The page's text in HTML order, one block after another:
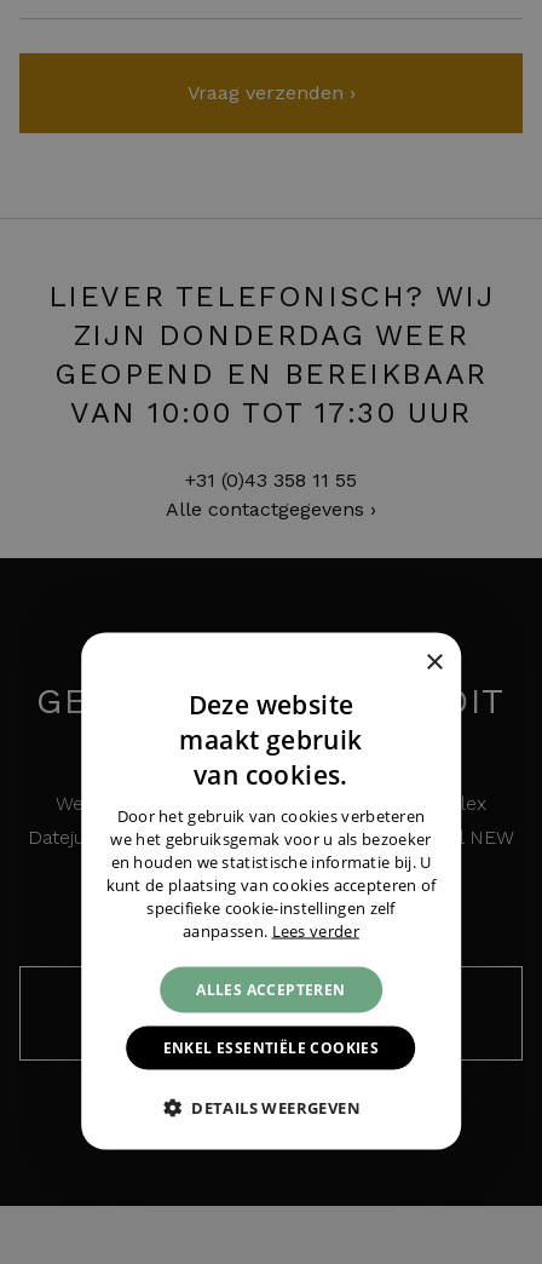
LIEVER TELEFONISCH? WIJ
ZIJN DONDERDAG WEER
GEOPEND EN BEREIKBAAR
VAN 10:00 TOT 17:30 UUR
+31 (0)43 358 11 55
Alle contactgegevens ›
GEÏNTERESSEERD IN DIT
HORLOGE?
We houden u graag op de hoogte over de Rolex
Datejust 36 Steel/Gold Jubilee Black Roman Dial NEW
'26
Houd me op de hoogte ›
RolexDatejust 36 Steel/Gold Jubilee Black
Roman Dial NEW '26 | € 18.350,-
GERMAN
×
Deze website
maakt gebruik
van cookies.
Door het gebruik van cookies verbeteren
we het gebruiksgemak voor u als bezoeker
en houden we statistische informatie bij. U
kunt de plaatsing van cookies accepteren of
specifieke cookie-instellingen zelf
aanpassen. Lees verder
ALLES ACCEPTEREN
ENKEL ESSENTIËLE COOKIES
DETAILS WEERGEVEN